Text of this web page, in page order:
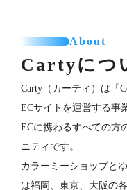
About
Cartyにつ
Carty（カーティ）は「
ECサイトを運営する事
ECに携わるすべての方
ニティです。
カラーミーショップと
は福岡、東京、大阪の